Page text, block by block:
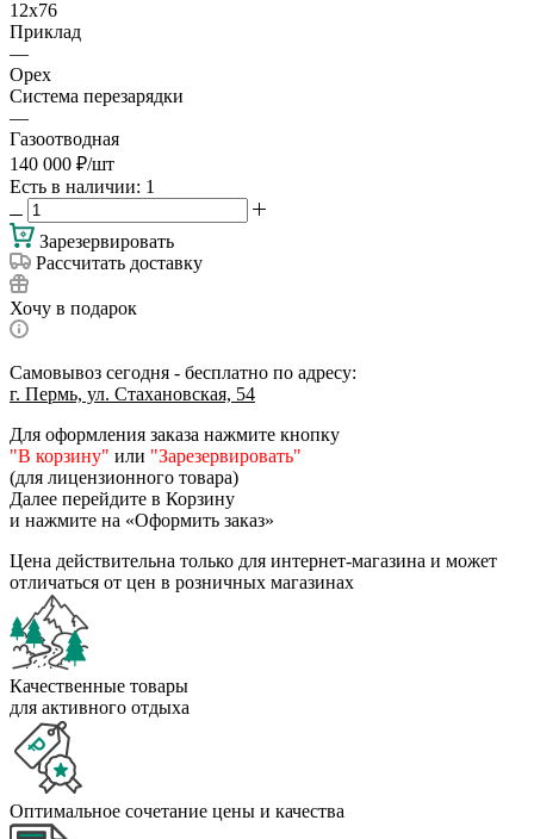
12х76
Приклад
—
Орех
Система перезарядки
—
Газоотводная
140 000 ₽/шт
Есть в наличии: 1
Зарезервировать
Рассчитать доставку
Хочу в подарок
Самовывоз сегодня - бесплатно по адресу:
г. Пермь, ул. Стахановская, 54
Для оформления заказа нажмите кнопку
"В корзину" или "Зарезервировать"
(для лицензионного товара)
Далее перейдите в Корзину
и нажмите на «Оформить заказ»
Цена действительна только для интернет-магазина и может
отличаться от цен в розничных магазинах
Качественные товары
для активного отдыха
Оптимальное сочетание цены и качества